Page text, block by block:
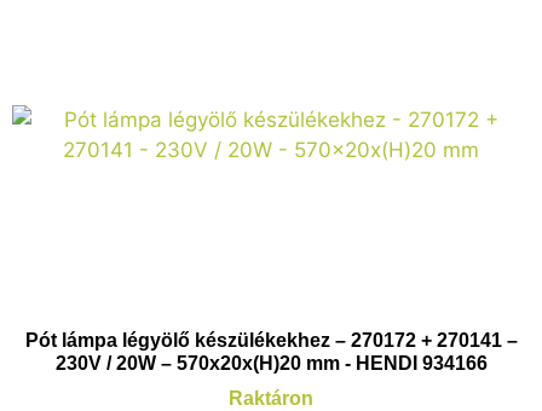
Pót lámpa légyölő készülékekhez – 270172 + 270141 –
230V / 20W – 570x20x(H)20 mm - HENDI 934166
Raktáron